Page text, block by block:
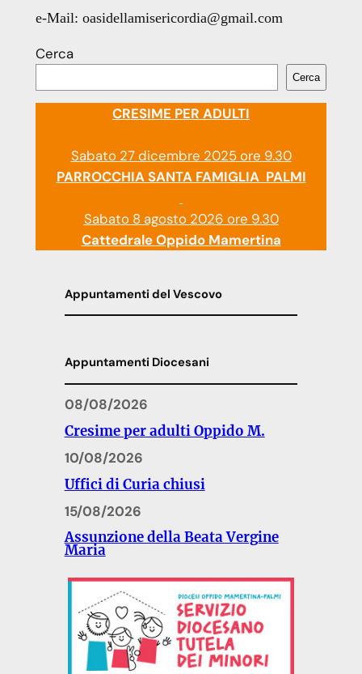
e-Mail: oasidellamisericordia@gmail.com
Cerca
Cerca
CRESIME PER ADULTI
Sabato 27 dicembre 2025 ore 9.30
PARROCCHIA SANTA FAMIGLIA PALMI
Sabato 8 agosto 2026 ore 9.30
Cattedrale Oppido Mamertina
Appuntamenti del Vescovo
Appuntamenti Diocesani
08/08/2026
Cresime per adulti Oppido M.
10/08/2026
Uffici di Curia chiusi
15/08/2026
Assunzione della Beata Vergine
Maria